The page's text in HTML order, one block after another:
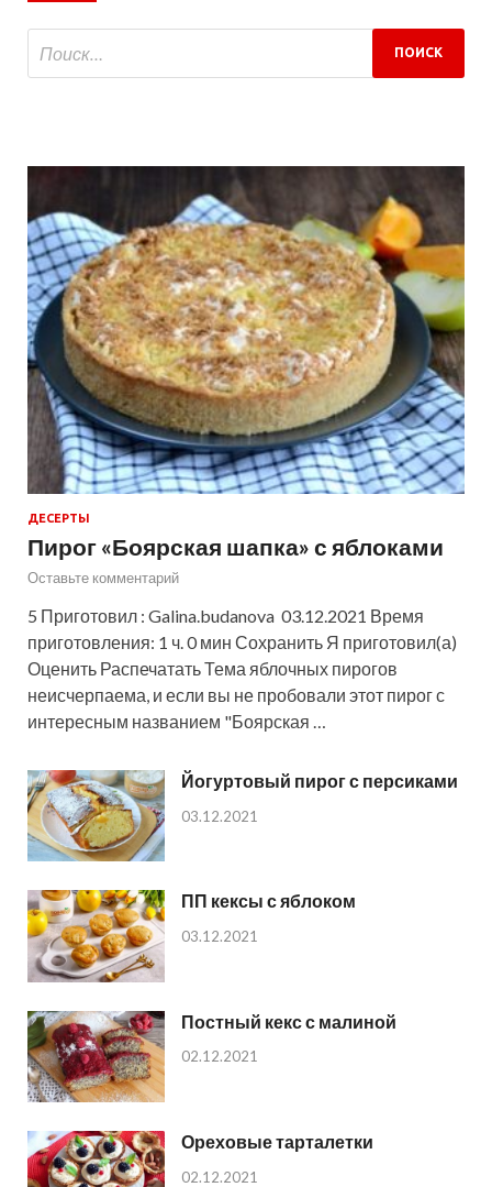
ДЕСЕРТЫ
Пирог «Боярская шапка» с яблоками
Оставьте комментарий
5 Приготовил : Galina.budanova 03.12.2021 Время
приготовления: 1 ч. 0 мин Сохранить Я приготовил(а)
Оценить Распечатать Тема яблочных пирогов
неисчерпаема, и если вы не пробовали этот пирог с
интересным названием "Боярская …
Йогуртовый пирог с персиками
03.12.2021
ПП кексы с яблоком
03.12.2021
Постный кекс с малиной
02.12.2021
Ореховые тарталетки
02.12.2021